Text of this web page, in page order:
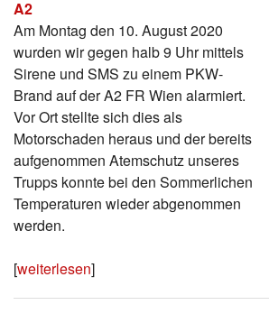
A2
Am Montag den 10. August 2020
wurden wir gegen halb 9 Uhr mittels
Sirene und SMS zu einem PKW-
Brand auf der A2 FR Wien alarmiert.
Vor Ort stellte sich dies als
Motorschaden heraus und der bereits
aufgenommen Atemschutz unseres
Trupps konnte bei den Sommerlichen
Temperaturen wieder abgenommen
werden.
[weiterlesen]